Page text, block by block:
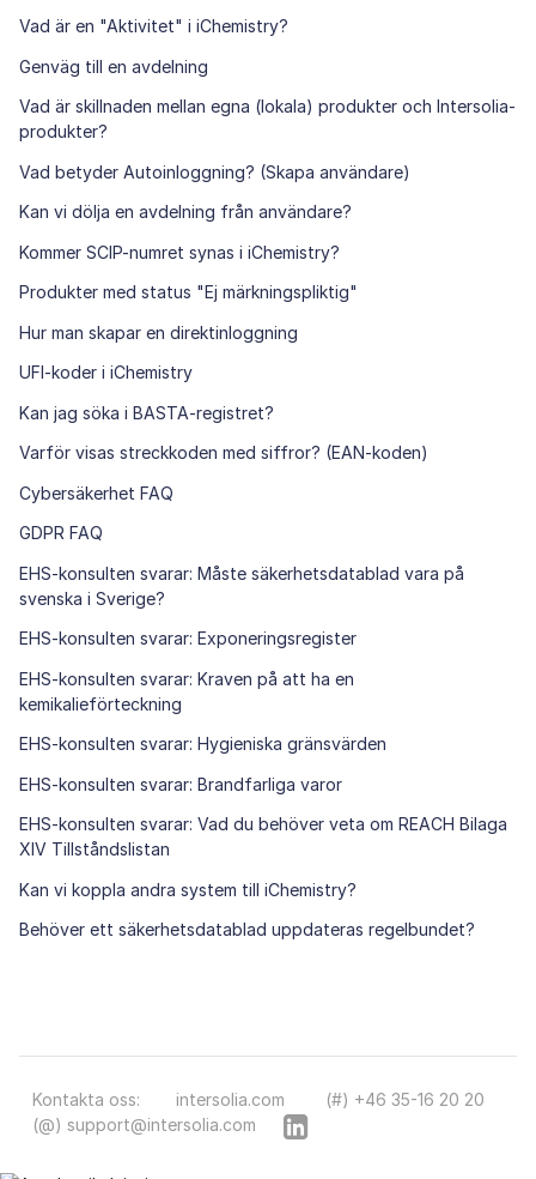
Vad är en "Aktivitet" i iChemistry?
Genväg till en avdelning
Vad är skillnaden mellan egna (lokala) produkter och Intersolia-
produkter?
Vad betyder Autoinloggning? (Skapa användare)
Kan vi dölja en avdelning från användare?
Kommer SCIP-numret synas i iChemistry?
Produkter med status "Ej märkningspliktig"
Hur man skapar en direktinloggning
UFI-koder i iChemistry
Kan jag söka i BASTA-registret?
Varför visas streckkoden med siffror? (EAN-koden)
Cybersäkerhet FAQ
GDPR FAQ
EHS-konsulten svarar: Måste säkerhetsdatablad vara på
svenska i Sverige?
EHS-konsulten svarar: Exponeringsregister
EHS-konsulten svarar: Kraven på att ha en
kemikalieförteckning
EHS-konsulten svarar: Hygieniska gränsvärden
EHS-konsulten svarar: Brandfarliga varor
EHS-konsulten svarar: Vad du behöver veta om REACH Bilaga
XIV Tillståndslistan
Kan vi koppla andra system till iChemistry?
Behöver ett säkerhetsdatablad uppdateras regelbundet?
Kontakta oss: intersolia.com
(#) +46 35-16 20 20
(@) support@intersolia.com